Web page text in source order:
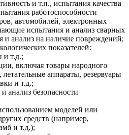
и т.п., испытания качества
работоспособности
автомобилей, электронных
испытания и анализ сварных
и анализ на наличие повреждений;
показателей:
и т.д.;
включая товары народного
аппараты, резервуары
и т.д.;
анализ безопасности
моделей или
средств (например,
и т.д.);